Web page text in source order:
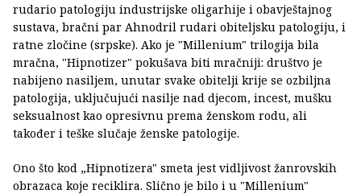
rudario patologiju industrijske oligarhije i obavještajnog
sustava, bračni par Ahnodril rudari obiteljsku patologiju, i
ratne zločine (srpske). Ako je "Millenium" trilogija bila
mračna, "Hipnotizer" pokušava biti mračniji: društvo je
nabijeno nasiljem, unutar svake obitelji krije se ozbiljna
patologija, uključujući nasilje nad djecom, incest, mušku
seksualnost kao opresivnu prema ženskom rodu, ali
također i teške slučaje ženske patologije.
Ono što kod „Hipnotizera" smeta jest vidljivost žanrovskih
obrazaca koje reciklira. Slično je bilo i u "Millenium"